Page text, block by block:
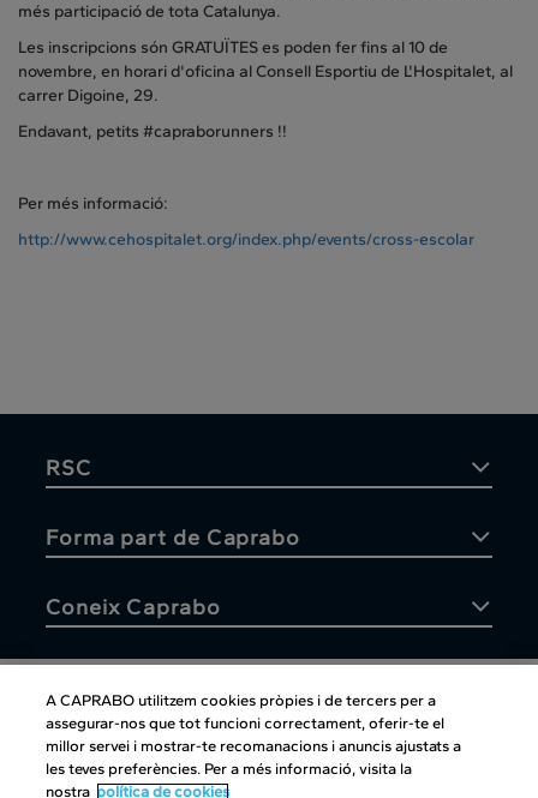
més participació de tota Catalunya.
Les inscripcions són GRATUÏTES es poden fer fins al 10 de
novembre, en horari d'oficina al Consell Esportiu de L'Hospitalet, al
carrer Digoine, 29.
Endavant, petits #capraborunners !!
Per més informació:
http://www.cehospitalet.org/index.php/events/cross-escolar
RSC
Forma part de Caprabo
Coneix Caprabo
Atenció al client
A CAPRABO utilitzem cookies pròpies i de tercers per a
assegurar-nos que tot funcioni correctament, oferir-te el
millor servei i mostrar-te recomanacions i anuncis ajustats a
les teves preferències. Per a més informació, visita la
nostra política de cookies